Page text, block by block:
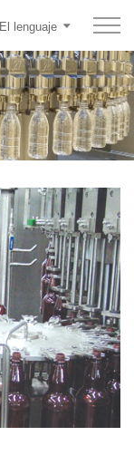
El lenguaje